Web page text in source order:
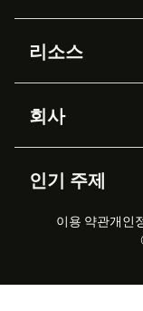
Zendesk AI
Advanced Data
Protection
워크포스 관리
실시간 채팅
리소스
API & 개발자
AI 리서치
고객 사례
회사
채용 정보
지속 가능성 보고서
인기 주제
2026 CX 트렌드
고객 서비스 소프트
이용 약관개인